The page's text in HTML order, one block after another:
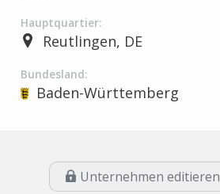
Hauptquartier:
Reutlingen, DE
Bundesland:
Baden-Württemberg
Unternehmen editieren